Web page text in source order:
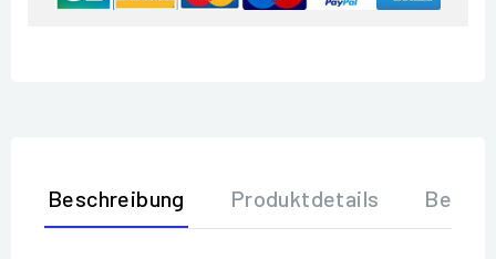
Beschreibung Produktdetails